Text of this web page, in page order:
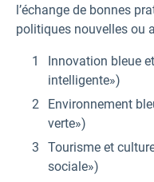
l’échange de bonnes
politiques nouvelles ou
Innovation bleue
intelligente»)
Environnement
verte»)
Tourisme et
sociale»)